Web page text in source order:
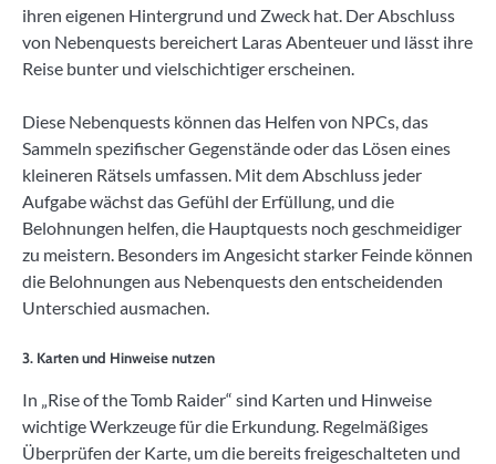
ihren eigenen Hintergrund und Zweck hat. Der Abschluss
von Nebenquests bereichert Laras Abenteuer und lässt ihre
Reise bunter und vielschichtiger erscheinen.
Diese Nebenquests können das Helfen von NPCs, das
Sammeln spezifischer Gegenstände oder das Lösen eines
kleineren Rätsels umfassen. Mit dem Abschluss jeder
Aufgabe wächst das Gefühl der Erfüllung, und die
Belohnungen helfen, die Hauptquests noch geschmeidiger
zu meistern. Besonders im Angesicht starker Feinde können
die Belohnungen aus Nebenquests den entscheidenden
Unterschied ausmachen.
3. Karten und Hinweise nutzen
In „Rise of the Tomb Raider“ sind Karten und Hinweise
wichtige Werkzeuge für die Erkundung. Regelmäßiges
Überprüfen der Karte, um die bereits freigeschalteten und